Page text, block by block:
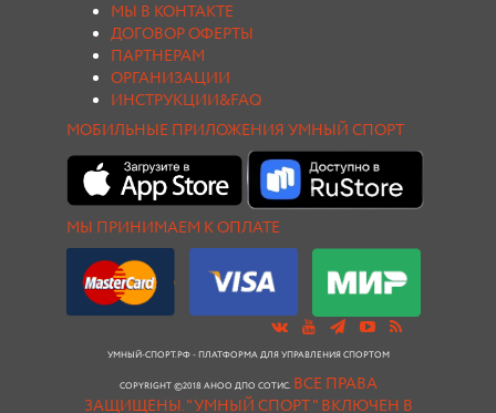
МЫ В КОНТАКТЕ
ДОГОВОР ОФЕРТЫ
ПАРТНЕРАМ
ОРГАНИЗАЦИИ
ИНСТРУКЦИИ&FAQ
МОБИЛЬНЫЕ ПРИЛОЖЕНИЯ УМНЫЙ СПОРТ
МЫ ПРИНИМАЕМ К ОПЛАТЕ
УМНЫЙ-СПОРТ.РФ - ПЛАТФОРМА ДЛЯ УПРАВЛЕНИЯ СПОРТОМ
COPYRIGHT ©2018 АНОО ДПО СОТИС. ВСЕ ПРАВА
ЗАЩИЩЕНЫ."УМНЫЙ СПОРТ " ВКЛЮЧЕН В